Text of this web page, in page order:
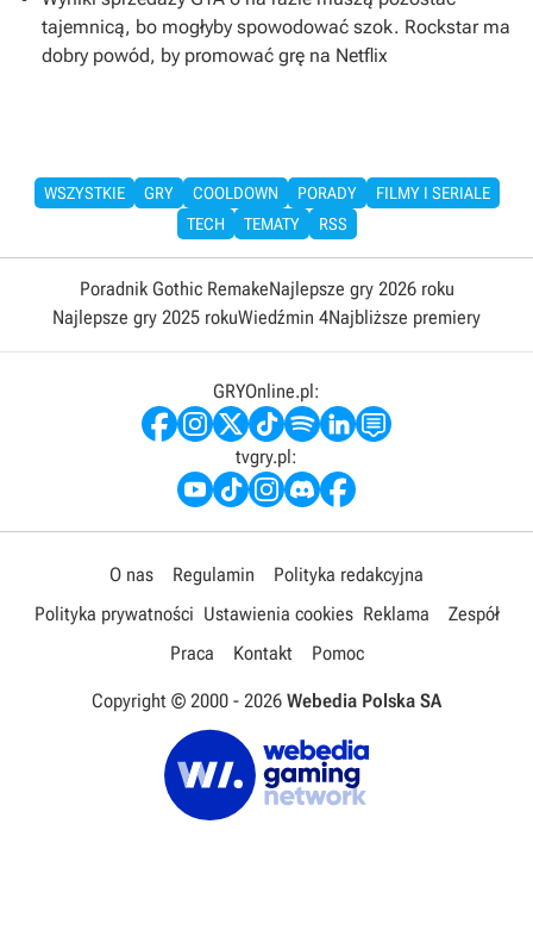
tajemnicą, bo mogłyby spowodować szok. Rockstar ma
dobry powód, by promować grę na Netflix
WSZYSTKIE GRY COOLDOWN PORADY
FILMY I SERIALE
TECH
TEMATY RSS
Poradnik Gothic RemakeNajlepsze gry 2026 roku
Najlepsze gry 2025 rokuWiedźmin 4Najbliższe premiery
GRYOnline.pl:
tvgry.pl:
O nas Regulamin
Polityka redakcyjna
Polityka prywatności Ustawienia cookies Reklama
Zespół
Praca
Kontakt Pomoc
Copyright © 2000 - 2026 Webedia Polska SA